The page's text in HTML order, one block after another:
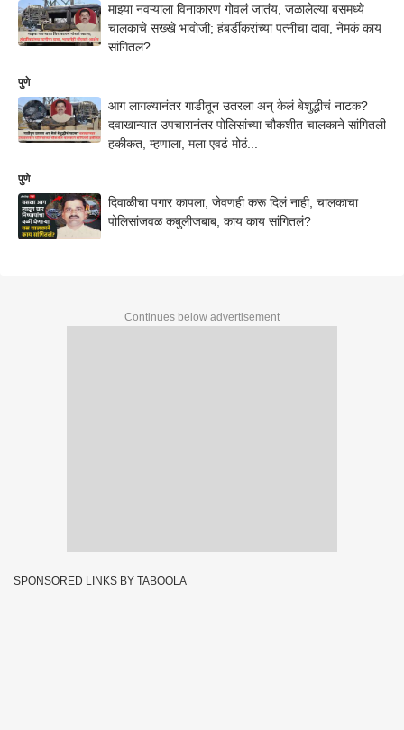
माझ्या नवऱ्याला विनाकारण गोवलं जातंय, जळालेल्या बसमध्ये
चालकाचे सख्खे भावोजी; हंबर्डीकरांच्या पत्नीचा दावा, नेमकं काय
सांगितलं?
पुणे
आग लागल्यानंतर गाडीतून उतरला अन् केलं बेशुद्धीचं नाटक?
दवाखान्यात उपचारानंतर पोलिसांच्या चौकशीत चालकाने सांगितली
हकीकत, म्हणाला, मला एवढं मोठं...
पुणे
दिवाळीचा पगार कापला, जेवणही करू दिलं नाही, चालकाचा
पोलिसांजवळ कबुलीजबाब, काय काय सांगितलं?
Continues below advertisement
SPONSORED LINKS BY TABOOLA